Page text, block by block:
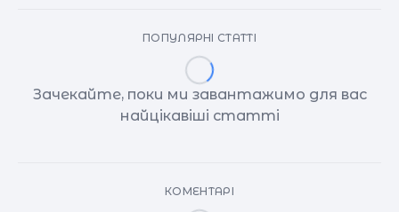
ПОПУЛЯРНІ СТАТТІ
Зачекайте, поки ми завантажимо для вас
найцікавіші статті
КОМЕНТАРІ